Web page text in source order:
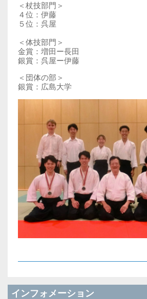
＜杖技部門＞
４位：伊藤
５位：呉屋
＜体技部門＞
金賞：増田ー長田
銀賞：呉屋ー伊藤
＜団体の部＞
銀賞：広島大学
インフォメーション